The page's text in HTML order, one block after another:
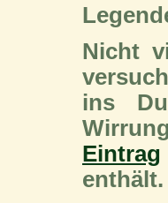
Nicht
ins
Eintrag
enthält.